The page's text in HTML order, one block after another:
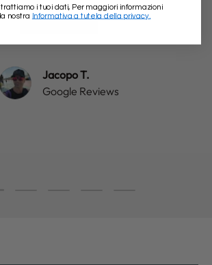
★★★★★
Jacopo T.
Google Reviews
i tuoi dati, Per maggiori informazioni
nostra Informativa a tutela della privacy.